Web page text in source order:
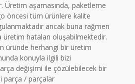
Üretim aşamasında, paketleme
öncesi tüm ürünlere kalite
ancak buna rağmen
hataları oluşabilmektedir.
üründe herhangi bir üretim
konuyla ilgili bizi
değişimi ile çözülebilecek bir
parça / parçalar